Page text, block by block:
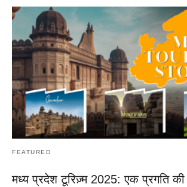
FEATURED
मध्य प्रदेश टूरिज़्म 2025: एक प्रगति